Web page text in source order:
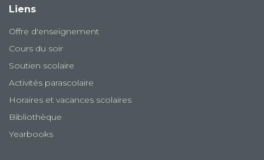
Liens
Offre d'enseignement
Cours du soir
Soutien scolaire
Activités parascolaire
Horaires et vacances scolaires
Bibliothèque
Yearbooks